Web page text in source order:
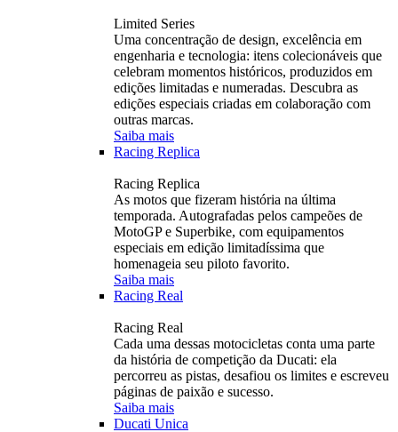
Limited Series
Uma concentração de design, excelência em
engenharia e tecnologia: itens colecionáveis ​​que
celebram momentos históricos, produzidos em
edições limitadas e numeradas. Descubra as
edições especiais criadas em colaboração com
outras marcas.
Saiba mais
Racing Replica
Racing Replica
As motos que fizeram história na última
temporada. Autografadas pelos campeões de
MotoGP e Superbike, com equipamentos
especiais em edição limitadíssima que
homenageia seu piloto favorito.
Saiba mais
Racing Real
Racing Real
Cada uma dessas motocicletas conta uma parte
da história de competição da Ducati: ela
percorreu as pistas, desafiou os limites e escreveu
páginas de paixão e sucesso.
Saiba mais
Ducati Unica